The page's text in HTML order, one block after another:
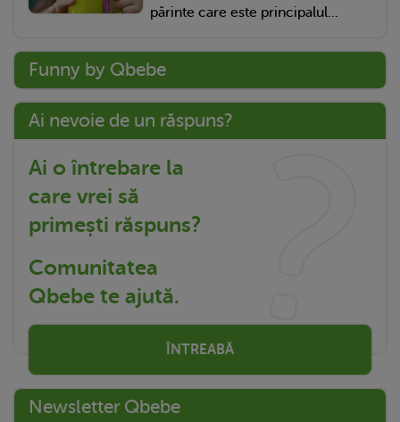
părinte care este principalul...
Funny by Qbebe
Ai nevoie de un răspuns?
Ai o întrebare la
care vrei să
primești răspuns?
Comunitatea
Qbebe te ajută.
ÎNTREABĂ
Newsletter Qbebe